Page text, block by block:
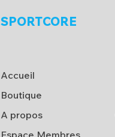
SPORTCORE
Accueil
Boutique
A propos
Espace Membres